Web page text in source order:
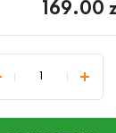
169.00